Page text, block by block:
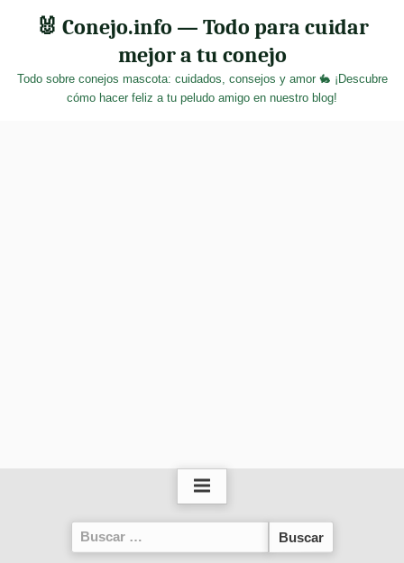
🐰 Conejo.info — Todo para cuidar
mejor a tu conejo
Todo sobre conejos mascota: cuidados, consejos y amor 🐇 ¡Descubre
cómo hacer feliz a tu peludo amigo en nuestro blog!
Buscar: